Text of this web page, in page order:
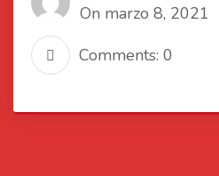
On marzo 8, 2021
Comments: 0